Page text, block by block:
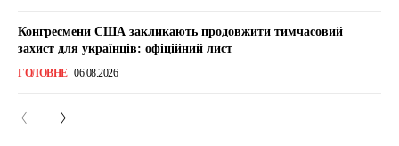
Конгресмени США закликають продовжити тимчасовий
захист для українців: офіційний лист
ГОЛОВНЕ 06.08.2026